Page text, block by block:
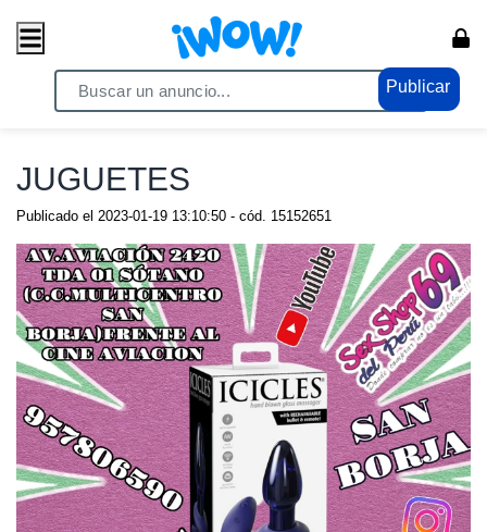
Publicar
/ Comercio / Anuncios
JUGUETES
Publicado el 2023-01-19 13:10:50 - cód. 15152651